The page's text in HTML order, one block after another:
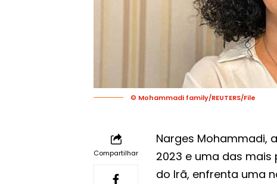
© Mohammadi family/REUTERS/File
Compartilhar
Narges Mohammadi,
2023 e uma das
do Irã, enfrenta uma